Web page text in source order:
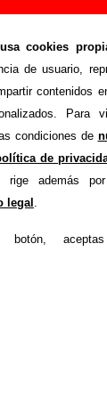
usa cookies
de usuario,
contenidos
Para
condiciones de
de
además por
legal .
de
>Canciones >
todo
de aquí"
también
sobre los
la
puedes